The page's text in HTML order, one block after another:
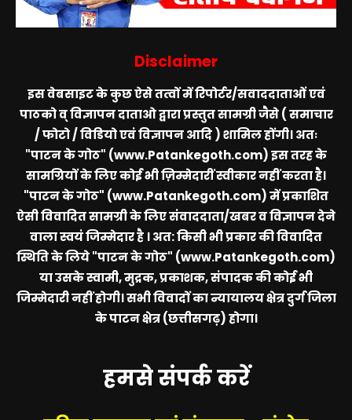
Disclaimer
इस वेबसाइट के कुछ ऐसे तत्वों में रिपोर्टर/सवाददाताओं एवं
पाठको व् विज्ञापन दाताओ द्वारा प्रस्तुत सामग्री जैसे ( समाचार
/ फोटो / विडियो एवं विज्ञापन आदि ) शामिल होंगी। अतः
"पाटन के गोठ" (www.Patankegoth.com)इस तरह के
सामग्रियों के लिए कोई भी ज़िम्मेदारीं स्वीकार नहीं करता है।
"पाटन के गोठ" (www.Patankegoth.com)में प्रकाशित
ऐसी विवादित सामग्री के लिए संवाददाता/खबर व विज्ञापन देने
वाला स्वयं जिम्मेदार है । अत: किसी भी प्रकार की विवादित
स्थिति के लिये"पाटन के गोठ" (www.Patankegoth.com)
या उसके स्वामी, मुद्रक, प्रकाशक, संपादक की कोई भी
जिम्मेदारी नहीं होगी। सभी विवादों का न्यायालय क्षेत्र दुर्ग जिला
के पाटन क्षेत्र (छत्तीसगढ़) होगा।
हमसे संपर्क करें